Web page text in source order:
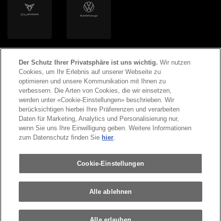
2026 Copyright AMAG Group AG
Impressum Datenschutzerklärung
Der Schutz Ihrer Privatsphäre ist uns wichtig. Wir nutzen
Cookies, um Ihr Erlebnis auf unserer Webseite zu
optimieren und unsere Kommunikation mit Ihnen zu
verbessern. Die Arten von Cookies, die wir einsetzen,
werden unter «Cookie-Einstellungen» beschrieben. Wir
berücksichtigen hierbei Ihre Präferenzen und verarbeiten
Daten für Marketing, Analytics und Personalisierung nur,
wenn Sie uns Ihre Einwilligung geben. Weitere Informationen
zum Datenschutz finden Sie hier.
Cookie-Einstellungen
Alle ablehnen